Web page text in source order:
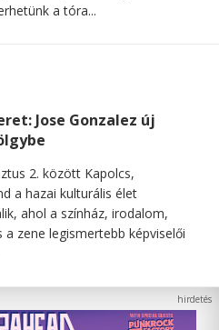
a tóra...
Jose Gonzalez új
2. között Kapolcs,
a hazai kulturális élet
ahol a színház, irodalom,
zene legismertebb képviselői